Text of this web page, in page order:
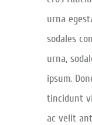
urna
sodales
urna,
ipsum.
tincidunt
ac velit